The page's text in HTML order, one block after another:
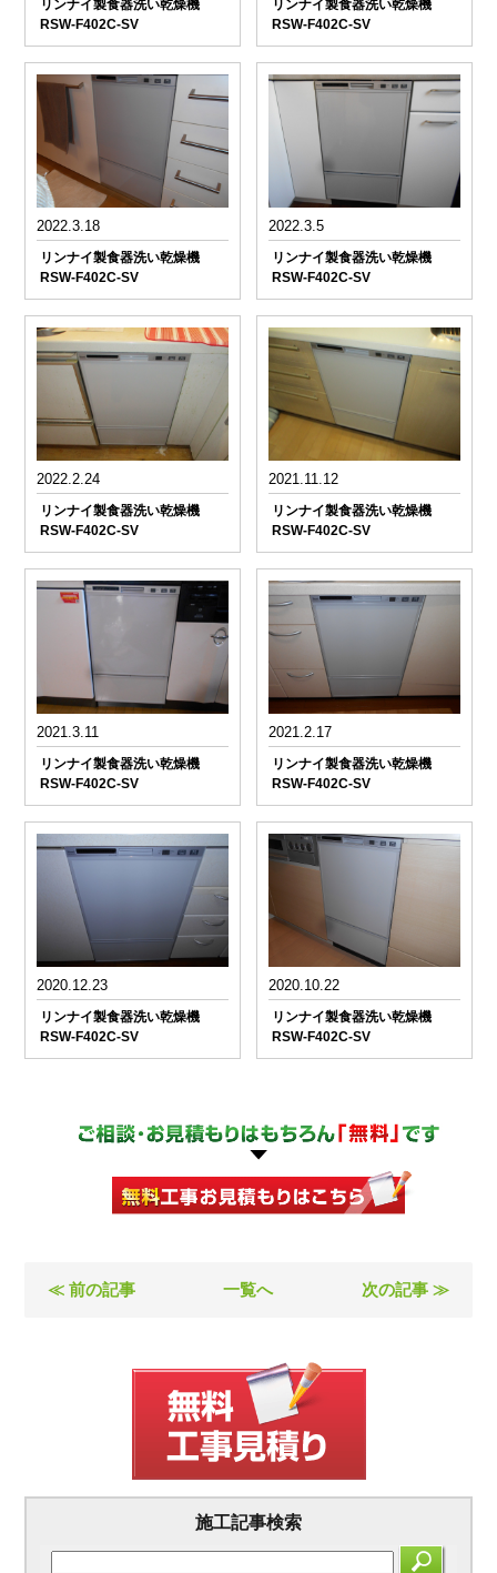
リンナイ製食器洗い乾燥機
RSW-F402C-SV
リンナイ製食器洗い乾燥機
RSW-F402C-SV
2022.3.18
リンナイ製食器洗い乾燥機
RSW-F402C-SV
2022.3.5
リンナイ製食器洗い乾燥機
RSW-F402C-SV
2022.2.24
リンナイ製食器洗い乾燥機
RSW-F402C-SV
2021.11.12
リンナイ製食器洗い乾燥機
RSW-F402C-SV
2021.3.11
リンナイ製食器洗い乾燥機
RSW-F402C-SV
2021.2.17
リンナイ製食器洗い乾燥機
RSW-F402C-SV
2020.12.23
リンナイ製食器洗い乾燥機
RSW-F402C-SV
2020.10.22
リンナイ製食器洗い乾燥機
RSW-F402C-SV
≪ 前の記事 一覧へ 次の記事 ≫
施工記事検索